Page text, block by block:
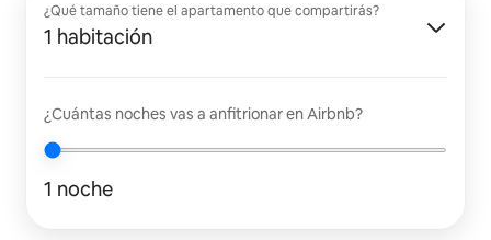
¿Qué tamaño tiene el apartamento que compartirás?
1 habitación
¿Cuántas noches vas a anfitrionar en Airbnb?
1 noche